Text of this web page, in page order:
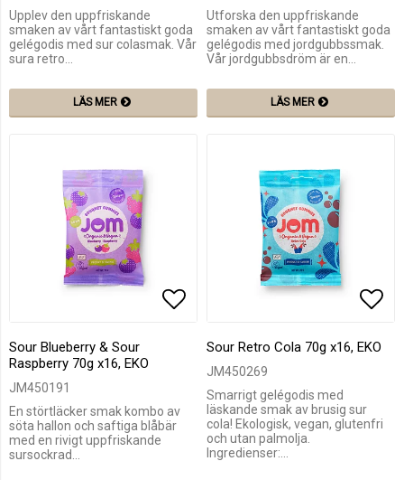
Upplev den uppfriskande
smaken av vårt fantastiskt goda
gelégodis med sur colasmak. Vår
sura retro…
LÄS MER
Utforska den uppfriskande
smaken av vårt fantastiskt goda
gelégodis med jordgubbssmak.
Vår jordgubbsdröm är en…
LÄS MER
Sour Blueberry & Sour
Raspberry 70g x16, EKO
JM450191
En störtläcker smak kombo av
söta hallon och saftiga blåbär
med en rivigt uppfriskande
sursockrad…
Sour Retro Cola 70g x16, EKO
JM450269
Smarrigt gelégodis med
läskande smak av brusig sur
cola! Ekologisk, vegan, glutenfri
och utan palmolja.
Ingredienser:…